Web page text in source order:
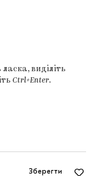
виділіть
Ctrl+Enter.
Зберегти